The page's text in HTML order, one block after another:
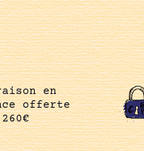
en
offerte